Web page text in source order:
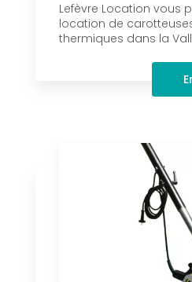
Lefèvre Location vous
location de
thermiques dans la